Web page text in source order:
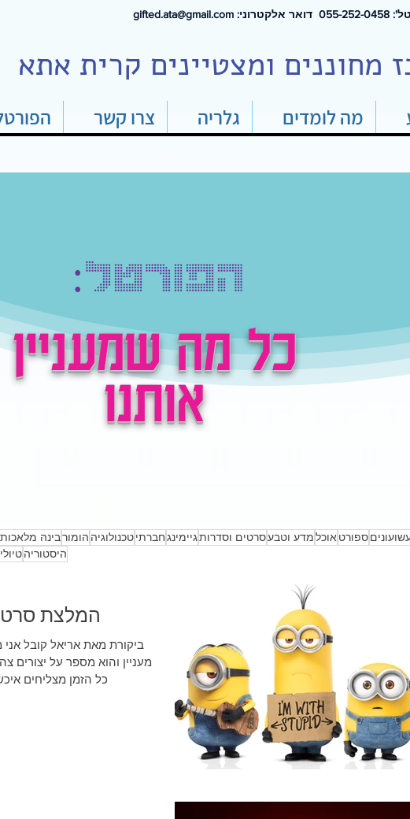
טל': 0 55-252-0458 דואר אלקטרוני: gifted.ata@gmail.com
מחוננים ומצטיינים קרית אתא
מה לומדים גלריה צרו קשר
הפורטל:
כל מה שמעניין
אותנו
ספורט אוכלמדע וטבעסרטים וסדרותגיימינגחברתיטכנולוגיה הומורבינה
היסטוריה
המלצת סרט
ביקורת מאת אריאל קובל אני
מעניין והוא מספר על יצורים
כל הזמן מצליחים איכשהו להרוג את ...
מה ההיסטוריה של